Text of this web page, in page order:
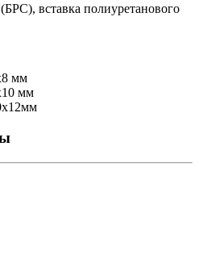
вставка полиуретанового
мм
мм